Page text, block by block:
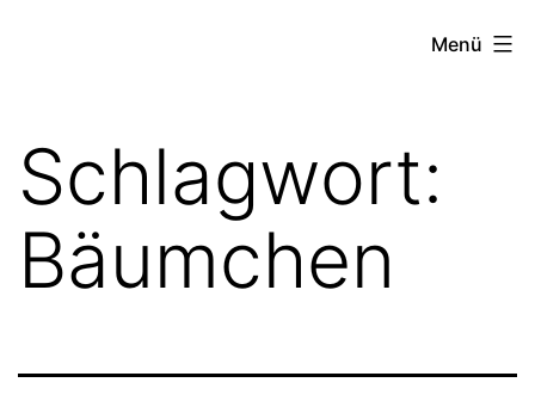
Menü
Schlagwort:
Bäumchen